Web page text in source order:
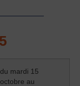
du mardi 15
octobre au